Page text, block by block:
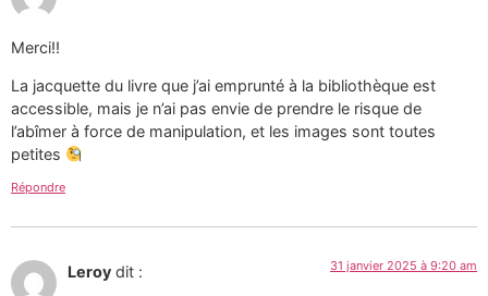
Merci!!
La jacquette du livre que j’ai emprunté à la bibliothèque est
accessible, mais je n’ai pas envie de prendre le risque de
l’abîmer à force de manipulation, et les images sont toutes
petites
Répondre
Leroy dit : 31 janvier 2025 à 9:20 am